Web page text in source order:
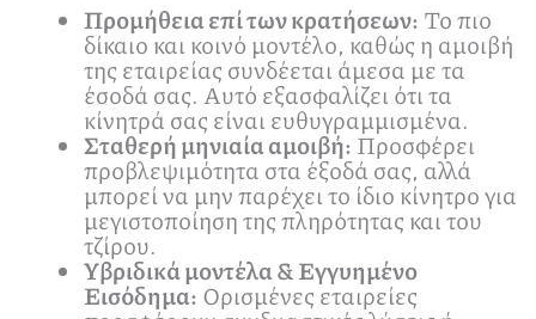
Προμήθεια επί των κρατήσεων: Το πιο
δίκαιο και κοινό μοντέλο, καθώς η αμοιβή
της εταιρείας συνδέεται άμεσα με τα
έσοδά σας. Αυτό εξασφαλίζει ότι τα
κίνητρά σας είναι ευθυγραμμισμένα.
Σταθερή μηνιαία αμοιβή: Προσφέρει
προβλεψιμότητα στα έξοδά σας, αλλά
μπορεί να μην παρέχει το ίδιο κίνητρο για
μεγιστοποίηση της πληρότητας και του
τζίρου.
Υβριδικά μοντέλα & Εγγυημένο
Εισόδημα: Ορισμένες εταιρείες